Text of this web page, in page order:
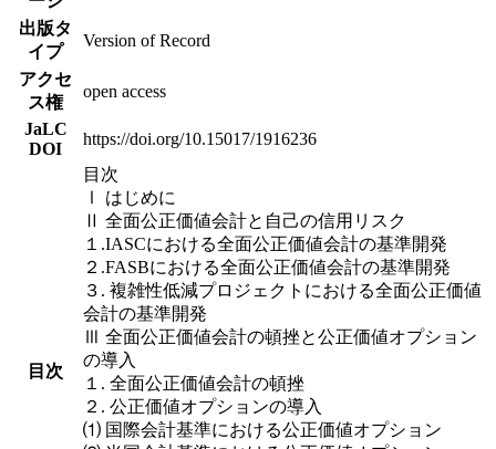
出版タ
イプ
Version of Record
アクセ
ス権
open access
JaLC
DOI
https://doi.org/10.15017/1916236
目次
目次
Ⅰ はじめに
Ⅱ 全面公正価値会計と自己の信用リスク
１.IASCにおける全面公正価値会計の基準開発
２.FASBにおける全面公正価値会計の基準開発
３. 複雑性低減プロジェクトにおける全面公正価値
会計の基準開発
Ⅲ 全面公正価値会計の頓挫と公正価値オプション
の導入
１. 全面公正価値会計の頓挫
２. 公正価値オプションの導入
⑴ 国際会計基準における公正価値オプション